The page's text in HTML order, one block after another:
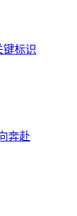
键标识
奔赴